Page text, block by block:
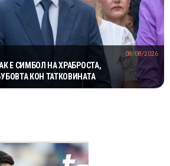
Е СИМБОЛ НА ХРАБРОСТА,
КОН ТАТКОВИНАТА
08/08/2026